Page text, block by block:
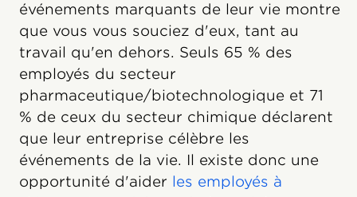
événements marquants de leur vie montre
que vous vous souciez d'eux, tant au
travail qu'en dehors. Seuls 65 % des
employés du secteur
pharmaceutique/biotechnologique et 71
% de ceux du secteur chimique déclarent
que leur entreprise célèbre les
événements de la vie. Il existe donc une
opportunité d'aider les employés à